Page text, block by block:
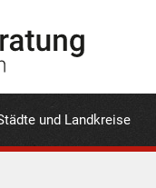
und Landkreise